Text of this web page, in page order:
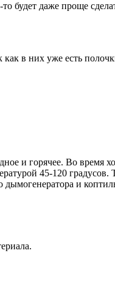
будет даже проще
в них уже есть
и горячее. Во время
45-120 градусов.
дымогенератора и